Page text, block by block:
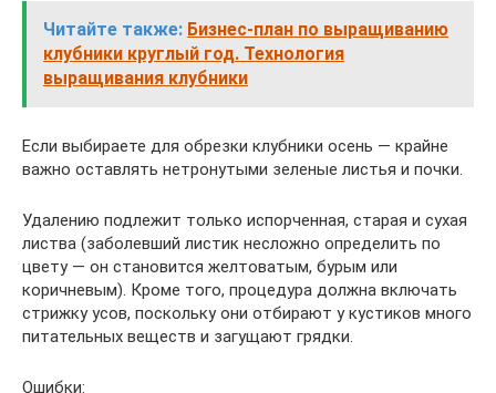
Читайте также: Бизнес-план по выращиванию
клубники круглый год. Технология
выращивания клубники
Если выбираете для обрезки клубники осень — крайне
важно оставлять нетронутыми зеленые листья и почки.
Удалению подлежит только испорченная, старая и сухая
листва (заболевший листик несложно определить по
цвету — он становится желтоватым, бурым или
коричневым). Кроме того, процедура должна включать
стрижку усов, поскольку они отбирают у кустиков много
питательных веществ и загущают грядки.
Ошибки: